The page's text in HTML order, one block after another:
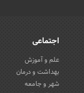
اجتماعی
علم و آموزش
بهداشت و درمان
شهر و جامعه